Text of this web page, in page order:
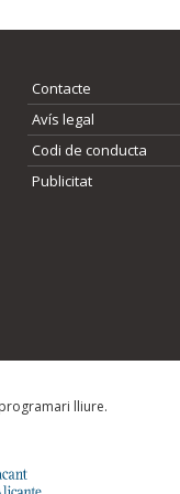
Contacte
Avís legal
Codi de conducta
Publicitat
lliure.